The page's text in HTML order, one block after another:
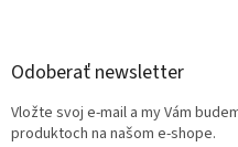
Odoberať newsletter
Vložte svoj e-mail a my Vám
produktoch na našom e-shope.